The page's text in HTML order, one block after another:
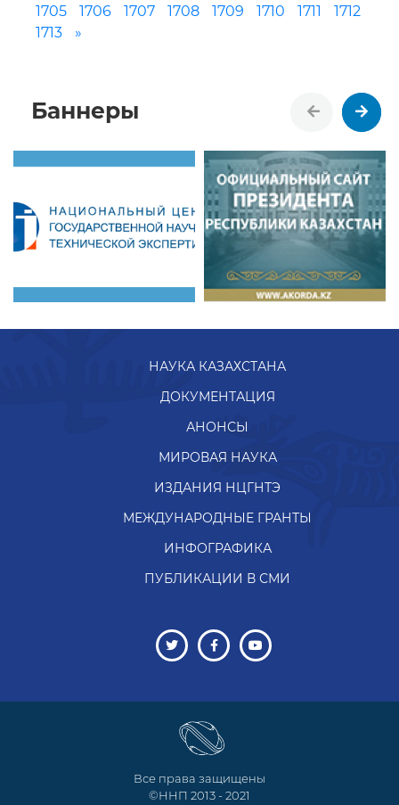
1705
1706 1707 1708 1709 1710 1711
1712
1713
»
Баннеры
НАУКА КАЗАХСТАНА
ДОКУМЕНТАЦИЯ
АНОНСЫ
МИРОВАЯ НАУКА
ИЗДАНИЯ НЦГНТЭ
МЕЖДУНАРОДНЫЕ ГРАНТЫ
ИНФОГРАФИКА
ПУБЛИКАЦИИ В СМИ
Все права защищены
©ННП 2013 - 2021